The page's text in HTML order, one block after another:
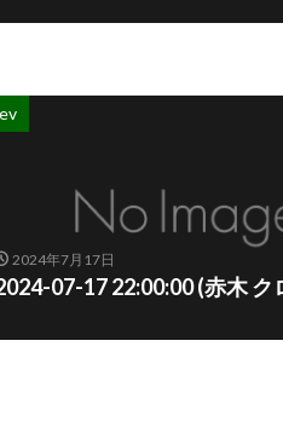
2024年7月17日
07-17 22:00:00 (赤木 ク